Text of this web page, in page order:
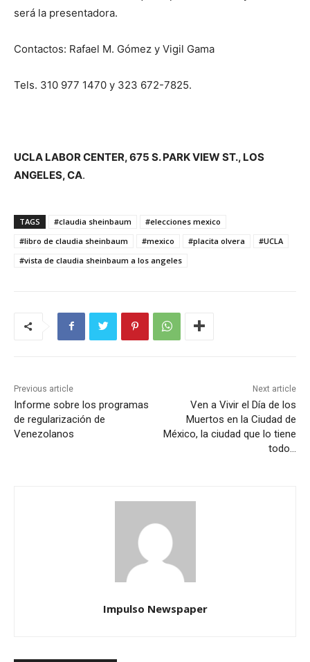
será la presentadora.
Contactos: Rafael M. Gómez y Vigil Gama
Tels. 310 977 1470 y 323 672-7825.
UCLA LABOR CENTER, 675 S. PARK VIEW ST., LOS
ANGELES, CA.
TAGS #claudia sheinbaum
#elecciones mexico
#libro de claudia sheinbaum
#mexico #placita olvera
#UCLA
#vista de claudia sheinbaum a los angeles
Previous article
Informe sobre los programas
de regularización de
Venezolanos
Next article
Ven a Vivir el Día de los
Muertos en la Ciudad de
México, la ciudad que lo tiene
todo…
Impulso Newspaper